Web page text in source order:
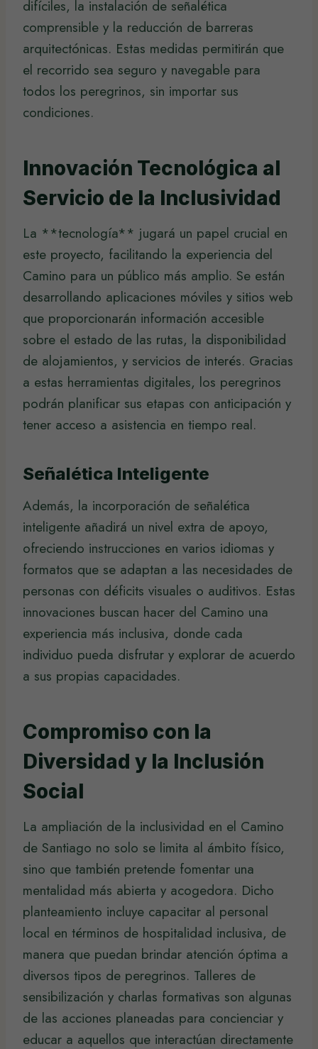
difíciles, la instalación de señalética
comprensible y la reducción de barreras
arquitectónicas. Estas medidas permitirán que
el recorrido sea seguro y navegable para
todos los peregrinos, sin importar sus
condiciones.
Innovación Tecnológica al
Servicio de la Inclusividad
La **tecnología** jugará un papel crucial en
este proyecto, facilitando la experiencia del
Camino para un público más amplio. Se están
desarrollando aplicaciones móviles y sitios web
que proporcionarán información accesible
sobre el estado de las rutas, la disponibilidad
de alojamientos, y servicios de interés. Gracias
a estas herramientas digitales, los peregrinos
podrán planificar sus etapas con anticipación y
tener acceso a asistencia en tiempo real.
Señalética Inteligente
Además, la incorporación de señalética
inteligente añadirá un nivel extra de apoyo,
ofreciendo instrucciones en varios idiomas y
formatos que se adaptan a las necesidades de
personas con déficits visuales o auditivos. Estas
innovaciones buscan hacer del Camino una
experiencia más inclusiva, donde cada
individuo pueda disfrutar y explorar de acuerdo
a sus propias capacidades.
Compromiso con la
Diversidad y la Inclusión
Social
La ampliación de la inclusividad en el Camino
de Santiago no solo se limita al ámbito físico,
sino que también pretende fomentar una
mentalidad más abierta y acogedora. Dicho
planteamiento incluye capacitar al personal
local en términos de hospitalidad inclusiva, de
manera que puedan brindar atención óptima a
diversos tipos de peregrinos. Talleres de
sensibilización y charlas formativas son algunas
de las acciones planeadas para concienciar y
educar a aquellos que interactúan directamente